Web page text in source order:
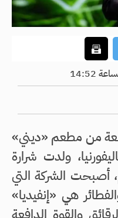
من مطعم «ديني»
ولدت شرارة
أصبحت الشركة التي
هي «إنفيديا»